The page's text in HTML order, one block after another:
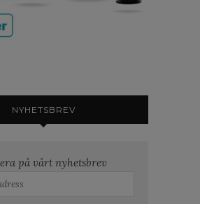
NYHETSBREV
på vårt nyhetsbrev